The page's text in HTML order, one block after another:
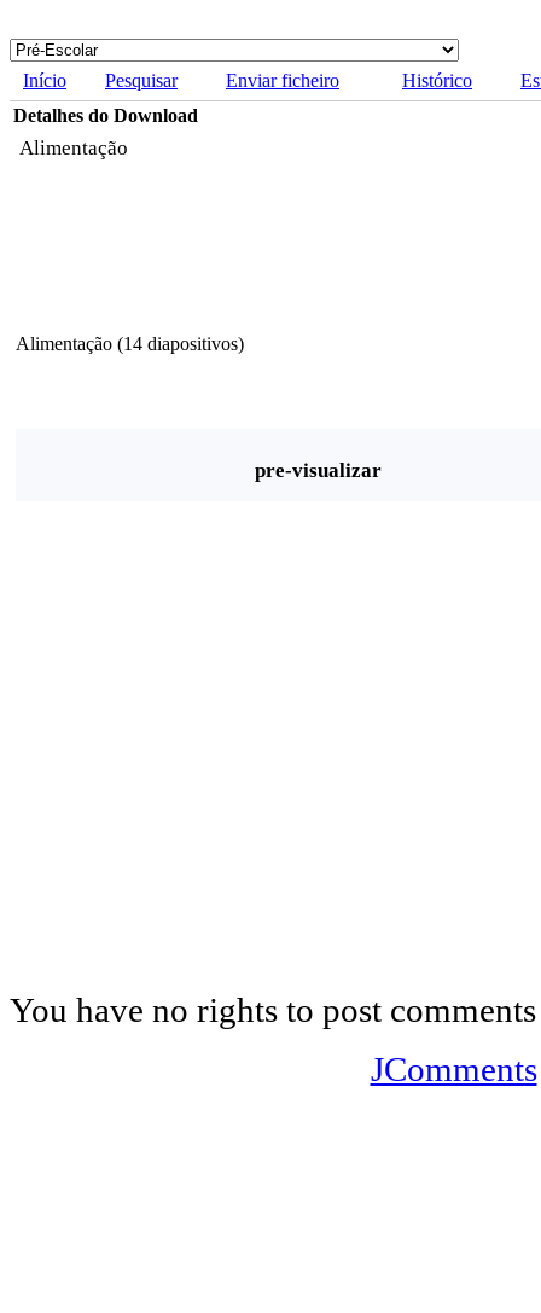
Início Pesquisar Enviar ficheiro Histórico
Detalhes do Download
Alimentação
Alimentação (14 diapositivos)
pre-visualizar
You have no rights to post comments
JComments